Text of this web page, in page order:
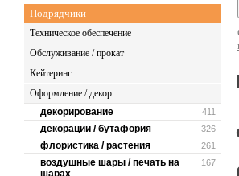
Подрядчики
Техническое обеспечение
Обслуживание / прокат
Кейтеринг
Оформление / декор
411
декорирование
326
декорации / бутафория
261
флористика / растения
167
воздушные шары / печать на
шарах